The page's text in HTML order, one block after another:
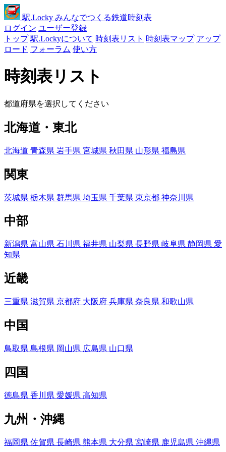
駅.Locky みんなでつくる鉄道時刻表
ログイン ユーザー登録
トップ 駅.Lockyについて 時刻表リスト 時刻表マップ アップ
ロード フォーラム 使い方
時刻表リスト
都道府県を選択してください
北海道・東北
北海道 青森県 岩手県 宮城県 秋田県 山形県 福島県
関東
茨城県 栃木県 群馬県 埼玉県 千葉県 東京都 神奈川県
中部
新潟県 富山県 石川県 福井県 山梨県 長野県 岐阜県 静岡県 愛
知県
近畿
三重県 滋賀県 京都府 大阪府 兵庫県 奈良県 和歌山県
中国
鳥取県 島根県 岡山県 広島県 山口県
四国
徳島県 香川県 愛媛県 高知県
九州・沖縄
福岡県 佐賀県 長崎県 熊本県 大分県 宮崎県 鹿児島県 沖縄県